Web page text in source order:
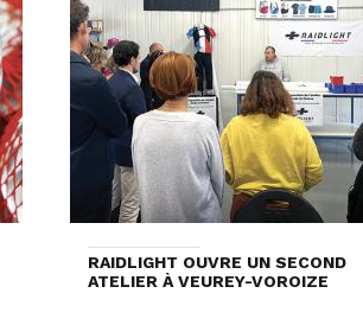
RAIDLIGHT OUVRE UN SECOND
ATELIER À VEUREY-VOROIZE